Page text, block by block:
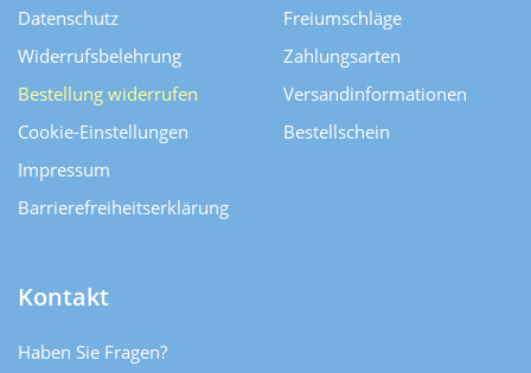
Datenschutz
Widerrufsbelehrung
Bestellung widerrufen
Cookie-Einstellungen
Impressum
Barrierefreiheitserklärung
Freiumschläge
Zahlungsarten
Versand­informationen
Bestellschein
Kontakt
Haben Sie Fragen?